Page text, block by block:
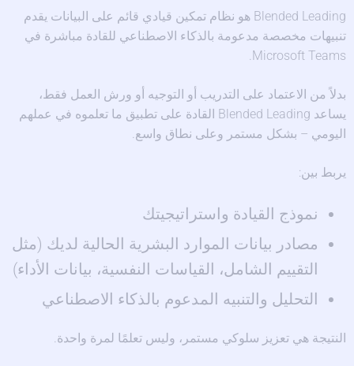
Blended Leading هو نظام تمكين قيادي قائم على البيانات يقدم
تنبيهات مخصصة مدعومة بالذكاء الاصطناعي للقادة مباشرة في
Microsoft Teams.
بدلاً من الاعتماد على التدريب أو التوجيه أو ورش العمل فقط،
يساعد Blended Leading القادة على تطبيق ما تعلموه في عملهم
اليومي – بشكل مستمر وعلى نطاق واسع.
يربط بين:
نموذج القيادة واستراتيجيتك
مصادر بيانات الموارد البشرية الحالية لديك (مثل
التقييم الشامل، القياسات النفسية، بيانات الأداء)
التحليل والتنبيه المدعوم بالذكاء الاصطناعي
النتيجة هي تعزيز سلوكي مستمر، وليس تعلمًا لمرة واحدة.